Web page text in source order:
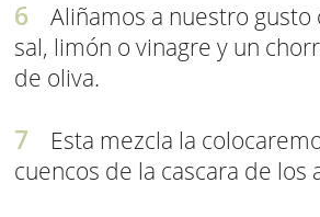
Aliñamos a nuestro gusto
sal, limón o vinagre y un
de oliva.
Esta mezcla la
cuencos de la cascara de los